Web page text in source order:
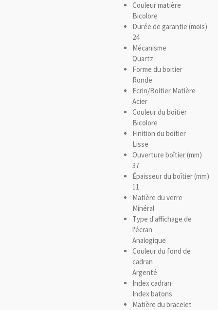
Couleur matière
Bicolore
Durée de garantie (mois)
24
Mécanisme
Quartz
Forme du boitier
Ronde
Ecrin/Boitier Matière
Acier
Couleur du boitier
Bicolore
Finition du boitier
Lisse
Ouverture boîtier (mm)
37
Épaisseur du boîtier (mm)
11
Matière du verre
Minéral
Type d'affichage de
l'écran
Analogique
Couleur du fond de
cadran
Argenté
Index cadran
Index batons
Matière du bracelet